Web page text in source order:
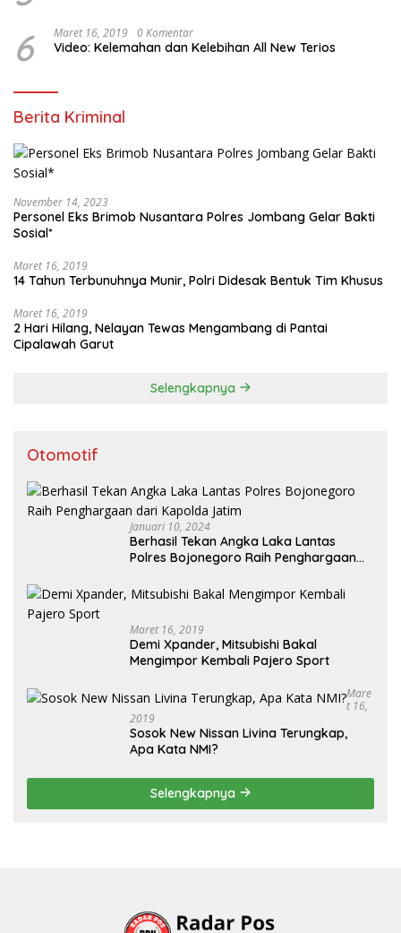
6 Maret 16, 2019 0 Komentar
Video: Kelemahan dan Kelebihan All New Terios
Berita Kriminal
November 14, 2023
Personel Eks Brimob Nusantara Polres Jombang Gelar Bakti
Sosial*
Maret 16, 2019
14 Tahun Terbunuhnya Munir, Polri Didesak Bentuk Tim Khusus
Maret 16, 2019
2 Hari Hilang, Nelayan Tewas Mengambang di Pantai
Cipalawah Garut
Selengkapnya
Otomotif
Januari 10, 2024
Berhasil Tekan Angka Laka Lantas
Polres Bojonegoro Raih Penghargaan
Maret 16, 2019
Demi Xpander, Mitsubishi Bakal
Mengimpor Kembali Pajero Sport
Mare
T 16,
2019
Sosok New Nissan Livina Terungkap,
Apa Kata NMI?
Selengkapnya